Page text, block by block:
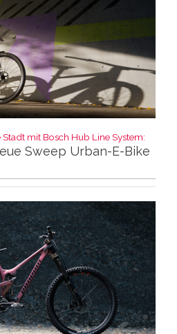
mit Bosch Hub Line System:
Sweep Urban-E-Bike